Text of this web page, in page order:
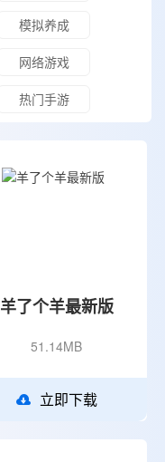
模拟养成
网络游戏
热门手游
羊了个羊最新版
51.14MB
立即下载